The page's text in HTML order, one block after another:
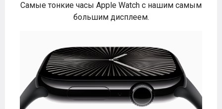
Самые тонкие часы Apple Watch с нашим самым
большим дисплеем.